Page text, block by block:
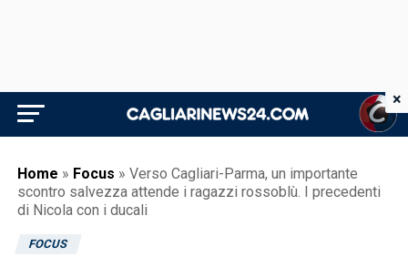
Home » Focus » Verso Cagliari-Parma, un importante
scontro salvezza attende i ragazzi rossoblù. I precedenti
di Nicola con i ducali
FOCUS
×